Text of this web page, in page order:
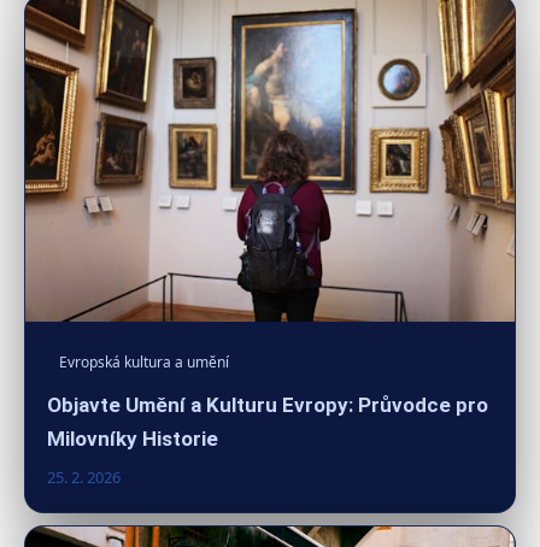
Evropská kultura a umění
Objavte Umění a Kulturu Evropy: Průvodce pro
Milovníky Historie
25. 2. 2026